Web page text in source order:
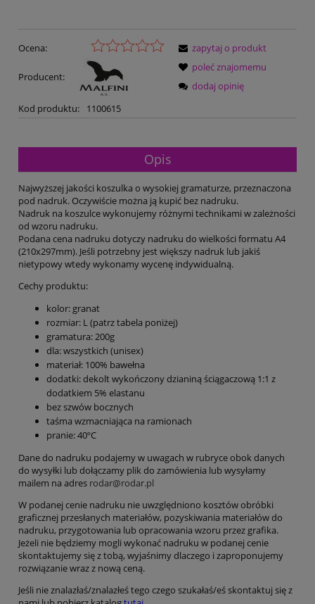
Ocena:
Producent:
Kod produktu: 1100615
zapytaj o produkt
poleć znajomemu
dodaj opinię
Opis
Najwyższej jakości koszulka o wysokiej gramaturze, przeznaczona
pod nadruk. Oczywiście można ją kupić bez nadruku.
Nadruk na koszulce wykonujemy różnymi technikami w zależności
od wzoru nadruku.
Podana cena nadruku dotyczy nadruku do wielkości formatu A4
(210x297mm). Jeśli potrzebny jest większy nadruk lub jakiś
nietypowy wtedy wykonamy wycenę indywidualną.
Cechy produktu:
kolor: granat
rozmiar: L (patrz tabela poniżej)
gramatura: 200g
dla: wszystkich (unisex)
materiał: 100% bawełna
dodatki: dekolt wykończony dzianiną ściągaczową 1:1 z
dodatkiem 5% elastanu
bez szwów bocznych
taśma wzmacniająca na ramionach
pranie: 40ºC
Dane do nadruku podajemy w uwagach w rubryce obok danych
do wysyłki lub dołączamy plik do zamówienia lub wysyłamy
mailem na adres rodar@rodar.pl
W podanej cenie nadruku nie uwzględniono kosztów obróbki
graficznej przesłanych materiałów, pozyskiwania materiałów do
nadruku, przygotowania lub opracowania wzoru przez grafika.
Jeżeli nie będziemy mogli wykonać nadruku w podanej cenie
skontaktujemy się z tobą, wyjaśnimy dlaczego i zaproponujemy
rozwiązanie wraz z nową ceną.
Jeśli nie znalazłaś/znalazłeś tego czego szukałaś/eś skontaktuj się z